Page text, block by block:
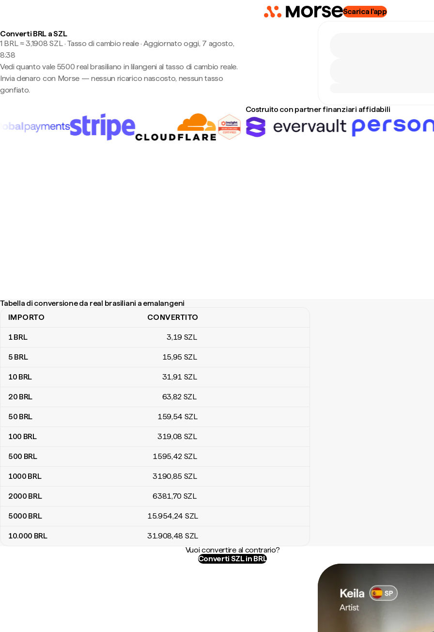
Scarica l'app
Converti BRL a SZL
1 BRL ≈ 3,1908 SZL · Tasso di cambio reale· Aggiornato oggi, 7 agosto,
8:38
Vedi quanto vale 5500 real brasiliano in lilangeni al tasso di cambio reale.
Invia denaro con Morse — nessun ricarico nascosto, nessun tasso
gonfiato.
Costruito con partner finanziari affidabili
Tabella di conversione da real brasiliani a emalangeni
Tabella di conversione da real brasiliani a emalangeni
IMPORTO CONVERTITO
1BRL 3,19 SZL
5 BRL 15,95 SZL
10 BRL 31,91 SZL
20 BRL 63,82 SZL
50 BRL 159,54 SZL
100 BRL 319,08 SZL
500 BRL 1595,42 SZL
1000 BRL 3190,85 SZL
2000 BRL 6381,70 SZL
5000 BRL 15.954,24 SZL
10.000 BRL 31.908,48 SZL
Vuoi convertire al contrario?
Converti SZL in BRL